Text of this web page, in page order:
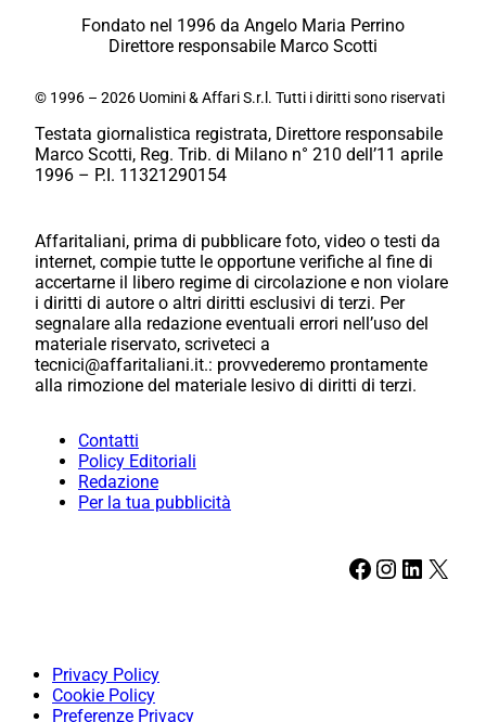
Fondato nel 1996 da Angelo Maria Perrino
Direttore responsabile Marco Scotti
© 1996 – 2026 Uomini & Affari S.r.l. Tutti i diritti sono riservati
Testata giornalistica registrata, Direttore responsabile
Marco Scotti, Reg. Trib. di Milano n° 210 dell’11 aprile
1996 – P.I. 11321290154
Affaritaliani, prima di pubblicare foto, video o testi da
internet, compie tutte le opportune verifiche al fine di
accertarne il libero regime di circolazione e non violare
i diritti di autore o altri diritti esclusivi di terzi. Per
segnalare alla redazione eventuali errori nell’uso del
materiale riservato, scriveteci a
tecnici@affaritaliani.it.: provvederemo prontamente
alla rimozione del materiale lesivo di diritti di terzi.
Contatti
Policy Editoriali
Redazione
Per la tua pubblicità
Facebook Instagram LinkedIn X
Privacy Policy
Cookie Policy
Preferenze Privacy